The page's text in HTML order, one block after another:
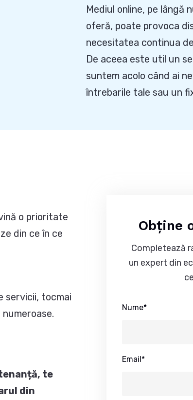
Mediul online, pe lângă
oferă, poate provoca
necesitatea continua
De aceea este util un
suntem acolo când ai
întrebarile tale sau un
o prioritate
din ce în ce
servicii, tocmai
te
din
Obține
Completează
un expert din
Nume*
Email*